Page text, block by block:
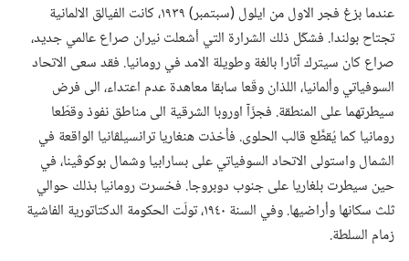
عندما بزغ فجر الاول من ايلول (‏سبتمبر)‏ ١٩٣٩،‏ كانت الفيالق الالمانية
تجتاح بولندا.‏ فشكّل ذلك الشرارة التي أشعلت نيران صراع عالمي جديد،‏
صراع كان سيترك آثارا بالغة وطويلة الامد في رومانيا.‏ فقد سعى الاتحاد
السوفياتي وألمانيا،‏ اللذان وقّعا سابقا معاهدة عدم اعتداء،‏ الى فرض
سيطرتهما على المنطقة.‏ فجزّآ اوروبا الشرقية الى مناطق نفوذ وقطّعا
رومانيا كما يُقطَّع قالب الحلوى.‏ فأخذت هنغاريا ترانسيلڤانيا الواقعة في
الشمال واستولى الاتحاد السوفياتي على بسارابيا وشمال بوكوڤينا،‏ في
حين سيطرت بلغاريا على جنوب دوبروجا.‏ فخسرت رومانيا بذلك حوالي
ثلث سكانها وأراضيها.‏ وفي السنة ١٩٤٠،‏ تولّت الحكومة الدكتاتورية الفاشية
زمام السلطة.‏